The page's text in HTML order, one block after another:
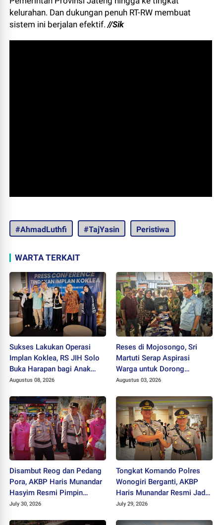
kelurahan. Dan dukungan penuh RT-RW membuat
sistem ini berjalan efektif.//Sik
#AhmadLuthfi #TajYasin Peristiwa
WARTA TERKAIT
Sukses Lakukan Operasi
Implan Koklea, RS JIH Solo
Buka Harapan bagi Anak
dengan Gangguan
Augustus 08, 2026
Reses di Mojosongo, Sri
Martuti Serap Aspirasi
Warga untuk Dorong
Ekonomi Kreatif dan Kota
Augustus 03, 2026
Disambut Reog dan Pedang
Pora, AKBP Haris Munandar
Hasyim Resmi Pimpin
Polres Wonogiri
July 30, 2026
Tongkat Komando Polres
Wonogiri Berganti, AKBP
Haris Munandar Resmi Jadi
Kapolres Baru
July 29, 2026